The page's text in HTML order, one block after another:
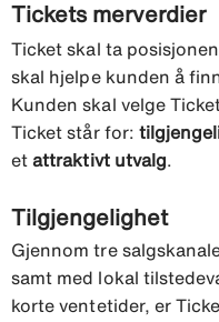
Tickets merverdier
Ticket skal ta
skal hjelpe kunden å
Kunden skal velge
Ticket står for:
etattraktivt utvalg
Tilgjengelighet
Gjennom tre
samt med lokal
korte ventetider, er